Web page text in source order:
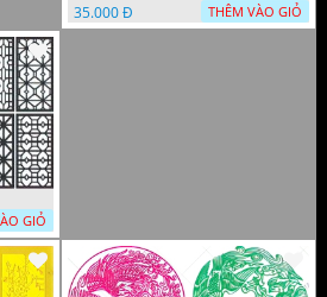
35.000 Đ
THÊM VÀO GIỎ
GIỎ